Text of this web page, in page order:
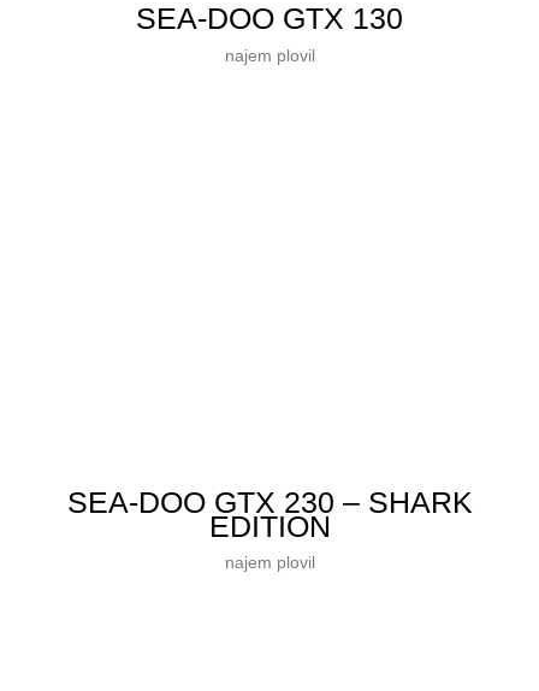
SEA‑DOO GTX 130
najem plovil
SEA‑DOO GTX 230 – SHARK
EDITION
najem plovil